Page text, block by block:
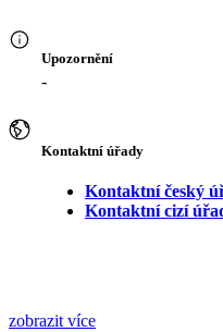
Upozornění
-
Kontaktní úřady
Kontaktní český
Kontaktní cizí
zobrazit více